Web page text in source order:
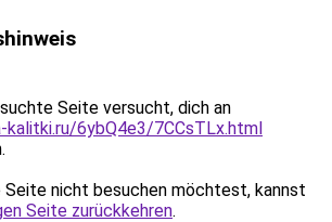
Seite versucht, dich an
6ybQ4e3/7CCsTLx.html
Seite nicht besuchen möchtest, kannst
Seite zurückkehren.